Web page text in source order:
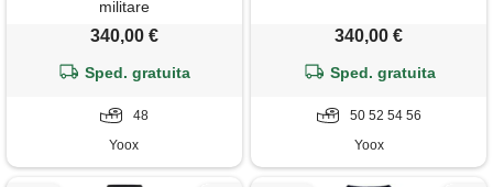
militare
340,00 €
Sped. gratuita
48
Yoox
340,00 €
Sped. gratuita
50 52 54 56
Yoox